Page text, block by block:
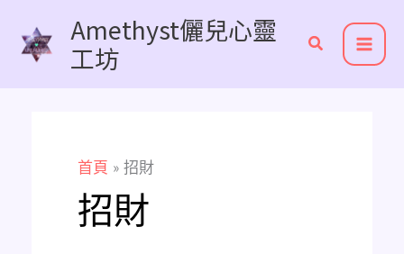
Amethyst儷兒心靈
工坊
首頁 招財
招財